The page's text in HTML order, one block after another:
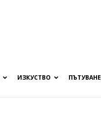
ИЗКУСТВО ПЪТУВАНЕ